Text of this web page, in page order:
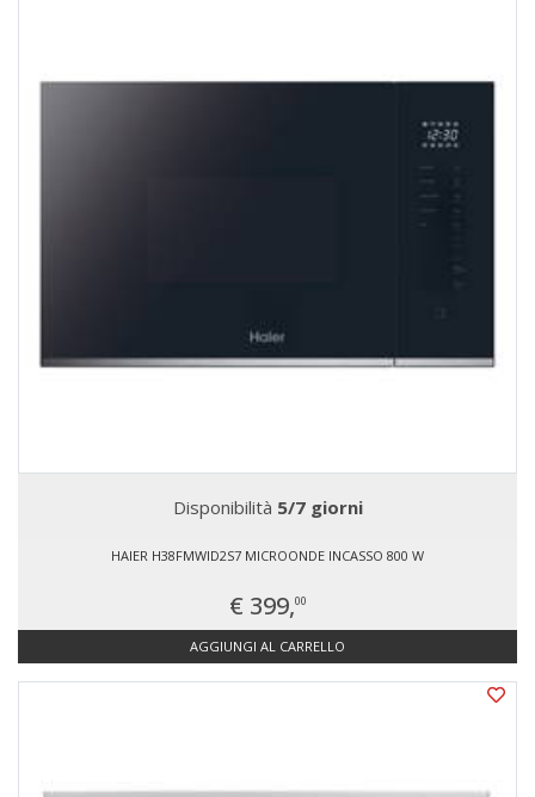
Disponibilità 5/7 giorni
HAIER H38FMWID2S7 MICROONDE INCASSO 800 W
€ 399,00
AGGIUNGI AL CARRELLO